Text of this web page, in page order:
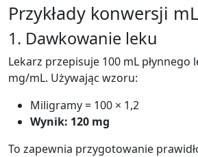
Przykłady konwersji
1. Dawkowanie leku
Lekarz przepisuje 100 mL płynnego
mg/mL. Używając wzoru:
Miligramy = 100 × 1,2
Wynik: 120 mg
To zapewnia przygotowanie